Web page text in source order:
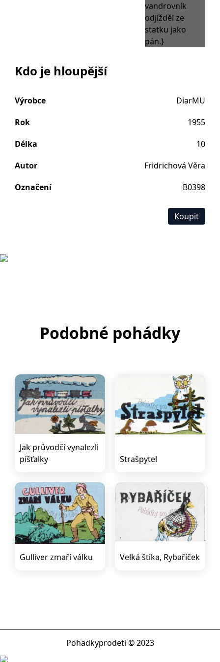
Kdo je hloupější
Výrobce
DiarMU
Rok
1955
Délka
10
Autor
Fridrichová Věra
Označení
B0398
Koupit
Podobné pohádky
Jak průvodčí vynalezli
píšťalky
Strašpytel
Gulliver zmaří válku Velká štika, Rybaříček
Pohadkyprodeti © 2023